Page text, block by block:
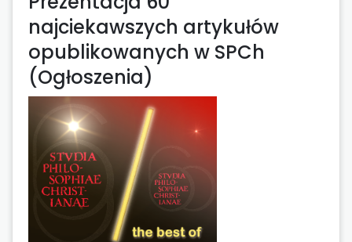
najciekawszych artykułów
opublikowanych w SPCh
(Ogłoszenia)